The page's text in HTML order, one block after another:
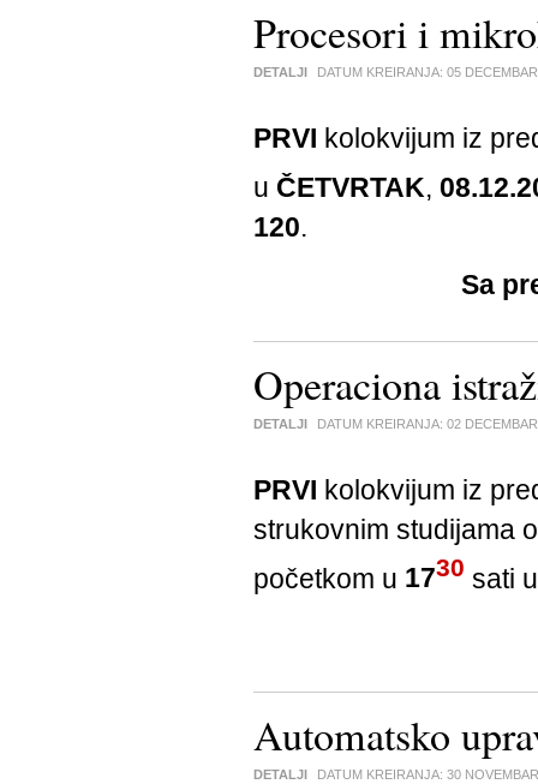
Procesori i
DETALJI DATUM KREIRANJA: 05
PRVI kolokvijum iz
u ČETVRTAK,
120.
Sa
Operaciona
DETALJI DATUM KREIRANJA: 02
PRVI kolokvijum iz
strukovnim studijama
početkom u 1730 sati
Automatsko
DETALJI DATUM KREIRANJA: 30